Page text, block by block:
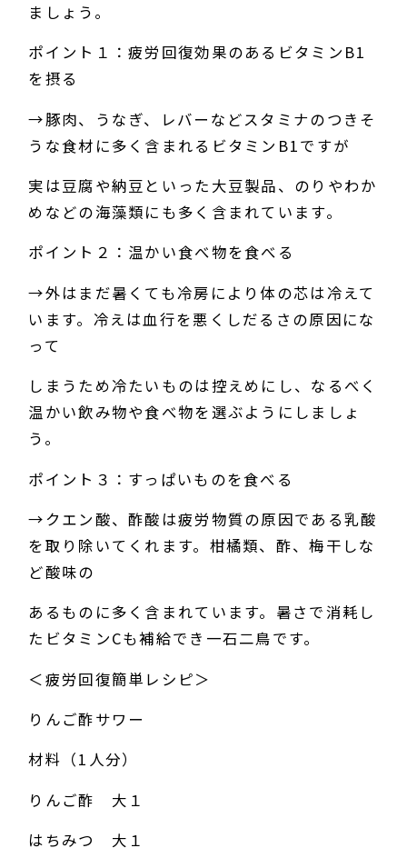
ましょう。
ポイント１：疲労回復効果のあるビタミンB1
を摂る
→豚肉、うなぎ、レバーなどスタミナのつきそ
うな食材に多く含まれるビタミンB1ですが
実は豆腐や納豆といった大豆製品、のりやわか
めなどの海藻類にも多く含まれています。
ポイント２：温かい食べ物を食べる
→外はまだ暑くても冷房により体の芯は冷えて
います。冷えは血行を悪くしだるさの原因にな
って
しまうため冷たいものは控えめにし、なるべく
温かい飲み物や食べ物を選ぶようにしましょ
う。
ポイント３：すっぱいものを食べる
→クエン酸、酢酸は疲労物質の原因である乳酸
を取り除いてくれます。柑橘類、酢、梅干しな
ど酸味の
あるものに多く含まれています。暑さで消耗し
たビタミンCも補給でき一石二鳥です。
＜疲労回復簡単レシピ＞
りんご酢サワー
材料（1人分）
りんご酢 大１
はちみつ 大１